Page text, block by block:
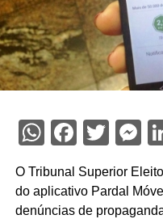
WhatsApp
O Tribunal Superior
do aplicativo Pardal
denúncias de